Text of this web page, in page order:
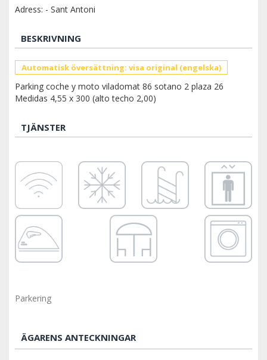
Adress: - Sant Antoni
BESKRIVNING
Automatisk översättning: visa original (engelska)
Parking coche y moto viladomat 86 sotano 2 plaza 26
Medidas 4,55 x 300 (alto techo 2,00)
TJÄNSTER
Parkering
ÄGARENS ANTECKNINGAR